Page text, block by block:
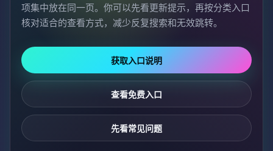
项集中放在同一页。你可以先看更新提示，再按分类入口
核对适合的查看方式，减少反复搜索和无效跳转。
获取入口说明
查看免费入口
先看常见问题